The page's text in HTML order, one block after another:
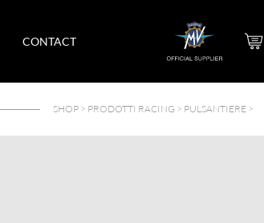
CONTACT
SHOP > PRODOTTI RACING > PULSANTIERE >